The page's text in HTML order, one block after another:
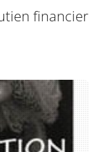
financier